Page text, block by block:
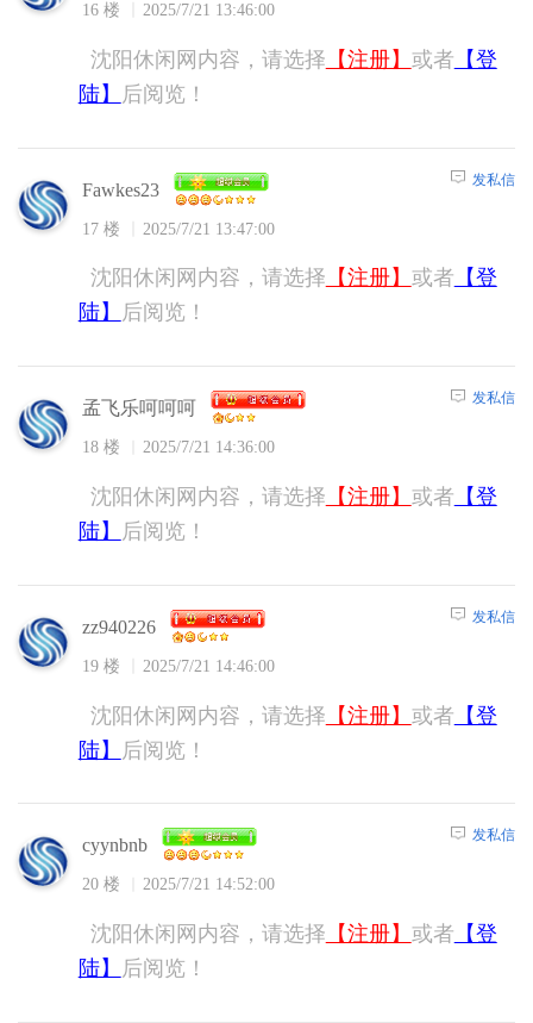
16 楼 2025/7/21 13:46:00
沈阳休闲网内容，请选择 【注册】 或者 【登
陆】
后阅览！
Fawkes23
17 楼 2025/7/21 13:47:00
发私信
沈阳休闲网内容，请选择 【注册】 或者 【登
陆】
后阅览！
孟飞乐呵呵呵
18 楼 2025/7/21 14:36:00
发私信
沈阳休闲网内容，请选择 【注册】 或者 【登
陆】
后阅览！
zz940226
19 楼 2025/7/21 14:46:00
发私信
沈阳休闲网内容，请选择 【注册】 或者 【登
陆】
后阅览！
cyynbnb
20 楼 2025/7/21 14:52:00
发私信
沈阳休闲网内容，请选择 【注册】 或者 【登
陆】
后阅览！